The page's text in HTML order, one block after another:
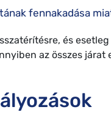
fennakadása
és
az összes